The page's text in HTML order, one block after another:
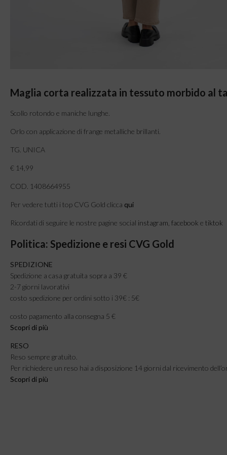
Maglia corta realizzata in tessuto morbido al
Scollo rotondo e maniche lunghe.
Orlo con applicazione di frange metalliche brillanti.
TG. UNICA
€ 14,99
COD. 1408664955
Per vedere tutti i top CVG Gold clicca qui
Ricordati di seguire le nostre pagine social instagram facebook e tiktok
Politica: Spedizione e resi CVG Gold
SPEDIZIONE
Spedizione a casa gratuita sopra a 39 €
2-7 giorni lavorativi
costo spedizione per ordini sotto i 39€ : 5€
costo pagamento alla consegna 5 €
Scopri di più
RESO
Reso sempre gratuito.
Per richiedere un reso hai a disposizione 14 giorni dal ricevimento
Scopri di più